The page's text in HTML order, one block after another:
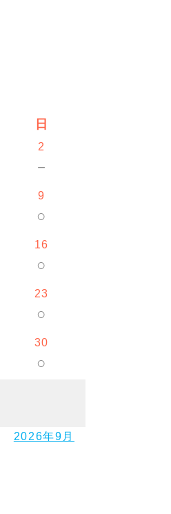
日
2
－
9
○
16
○
23
○
30
○
2026年9月